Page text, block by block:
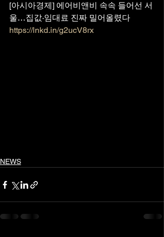
[아시아경제] 에어비앤비 속속 들어선 서
울…집값·임대료 진짜 밀어올렸다
https://lnkd.in/g2ucV8rx
NEWS